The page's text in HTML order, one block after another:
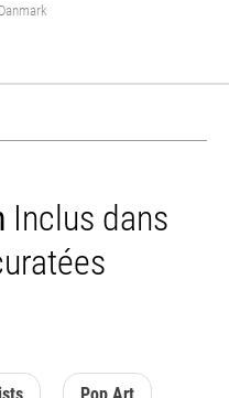
Inclus dans